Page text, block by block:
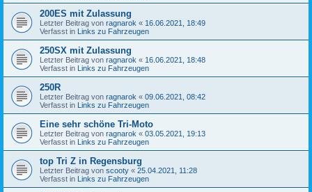
200ES mit Zulassung
Letzter Beitrag von ragnarok « 16.06.2021, 18:49
Verfasst in Links zu Fahrzeugen
250SX mit Zulassung
Letzter Beitrag von ragnarok « 16.06.2021, 18:48
Verfasst in Links zu Fahrzeugen
250R
Letzter Beitrag von ragnarok « 09.06.2021, 08:42
Verfasst in Links zu Fahrzeugen
Eine sehr schöne Tri-Moto
Letzter Beitrag von ragnarok « 03.05.2021, 19:13
Verfasst in Links zu Fahrzeugen
top Tri Z in Regensburg
Letzter Beitrag von scooty « 25.04.2021, 11:28
Verfasst in Links zu Fahrzeugen